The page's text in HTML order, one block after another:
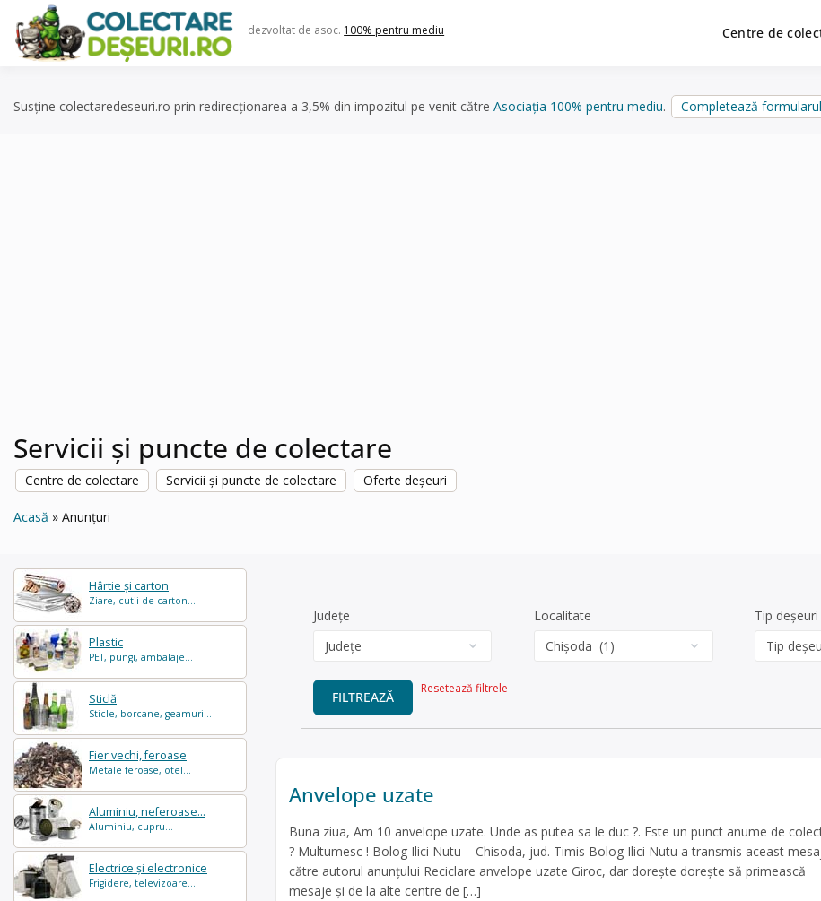
content
dezvoltat de asoc. 100% pentru mediu Centre de
Susține colectaredeseuri.ro prin redirecționarea a 3,5% din impozitul pe venit către Asociația 100% pentru mediu. Completează formularul
Servicii și puncte de colectare
Centre de colectare Servicii și puncte de colectare Oferte deșeuri
Acasă Anunțuri
Hârtie și carton
Ziare, cutii de carton...
Plastic
PET, pungi, ambalaje...
Sticlă
Sticle, borcane, geamuri...
Fier vechi, feroase
Metale feroase, otel...
Aluminiu, neferoase...
Aluminiu, cupru...
Electrice și electronice
Frigidere, televizoare...
Județe Localitate Tip deșeuri
FILTREAZĂ
Resetează filtrele
Anvelope uzate
Buna ziua, Am 10 anvelope uzate. Unde as putea sa le duc ?. Este un punct anume de
? Multumesc ! Bolog Ilici Nutu – Chisoda, jud. Timis Bolog Ilici Nutu a transmis aceast
către autorul anunțului Reciclare anvelope uzate Giroc, dar dorește dorește să primească
mesaje și de la alte centre de […]